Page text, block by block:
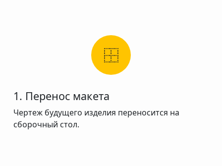
1. Перенос макета
Чертеж будущего изделия переносится на
сборочный стол.